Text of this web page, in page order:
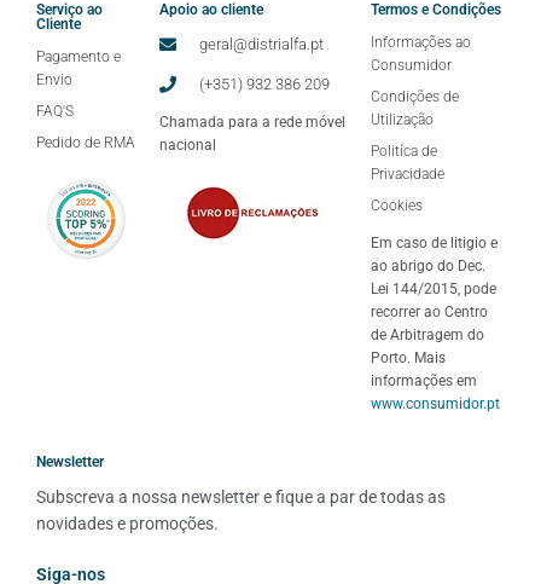
Serviço ao
Cliente
Pagamento e
Envio
FAQ'S
Pedido de RMA
Apoio ao cliente
geral@distrialfa.pt
(+351) 932 386 209
Chamada para a rede móvel
nacional
Termos e Condições
Informações ao
Consumidor
Condições de
Utilização
Politíca de
Privacidade
Cookies
Em caso de litigio e
ao abrigo do Dec.
Lei 144/2015, pode
recorrer ao Centro
de Arbitragem do
Porto. Mais
informações em
www.consumidor.pt
Newsletter
Subscreva a nossa newsletter e fique a par de todas as
novidades e promoções.
Siga-nos